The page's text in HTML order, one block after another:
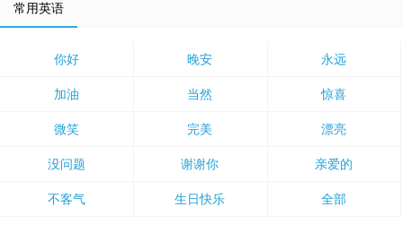
常用英语
你好 晚安 永远
加油 当然 惊喜
微笑 完美 漂亮
没问题 谢谢你 亲爱的
不客气 生日快乐 全部